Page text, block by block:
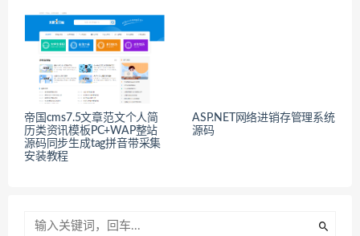
帝国cms7.5文章范文个人简
历类资讯模板PC+WAP整站
源码同步生成tag拼音带采集
安装教程
ASP.NET网络进销存管理系统
源码